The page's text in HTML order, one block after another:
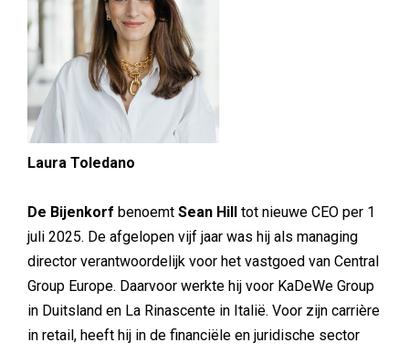
Laura Toledano
De Bijenkorf benoemt Sean Hill
tot nieuwe CEO per 1
juli 2025. De afgelopen vijf jaar was hij als managing
director verantwoordelijk voor het vastgoed van Central
Group Europe. Daarvoor werkte hij voor KaDeWe Group
in Duitsland en La Rinascente in Italië. Voor zijn carrière
in retail, heeft hij in de financiële en juridische sector